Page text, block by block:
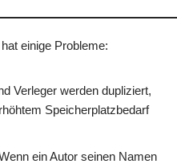
einige Probleme:
Verleger werden dupliziert,
Speicherplatzbedarf
ein Autor seinen Namen